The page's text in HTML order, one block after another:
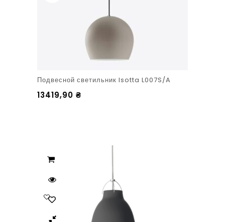
Подвесной светильник Isotta L007S/A
13419,90 ₴